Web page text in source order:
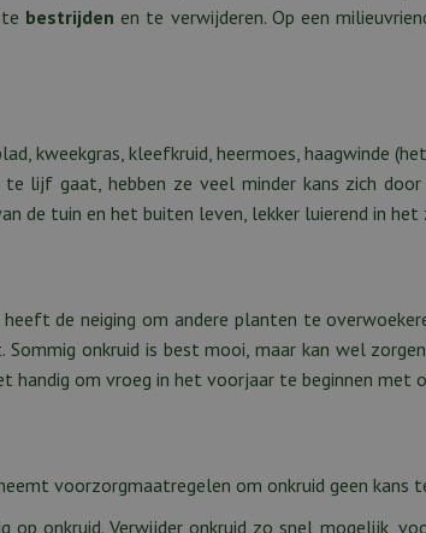
bestrijden en te verwijderen. Op een
kweekgras, kleefkruid, heermoes, haagwinde
te lijf gaat, hebben ze veel minder kans zich
de tuin en het buiten leven, lekker luierend in het
de neiging om andere planten te
onkruid is best mooi, maar kan wel
handig om vroeg in het voorjaar te beginnen met
voorzorgmaatregelen om onkruid geen kans
onkruid. Verwijder onkruid zo snel mogelijk,